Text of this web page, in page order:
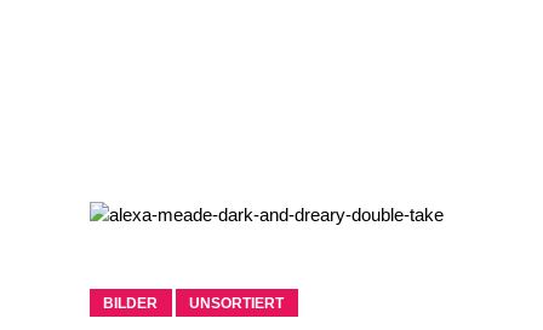
BILDER UNSORTIERT